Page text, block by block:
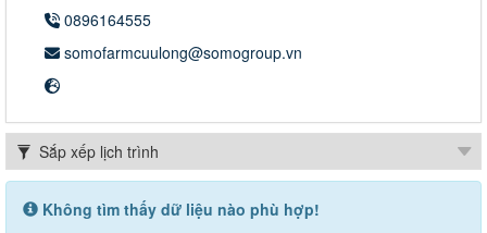
0896164555
somofarmcuulong@somogroup.vn
Không tìm thấy dữ liệu nào phù hợp!